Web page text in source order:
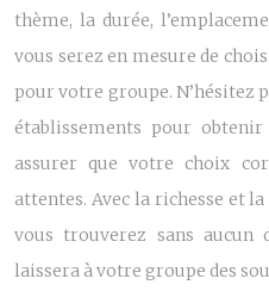
thème, la durée,
vous serez en mesure de
pour votre groupe. N’hésitez
établissements pour
assurer que votre choix
attentes. Avec la richesse et
vous trouverez sans aucun
laissera à votre groupe des